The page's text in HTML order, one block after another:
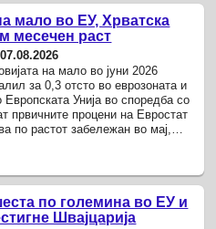
мало во ЕУ, Хрватска
месечен раст
07.08.2026
на мало во јуни 2026
за 0,3 отсто во еврозоната и
Европската Унија во споредба со
првичните процени на Евростат
по растот забележан во мај,
на мало се зголемила за 0,4
по големина во ЕУ и
Швајцарија